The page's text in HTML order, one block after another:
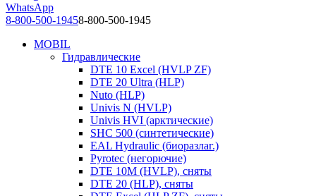
WhatsApp
8-800-500-19458-800-500-1945
MOBIL
Гидравлические
DTE 10 Excel (HVLP ZF)
DTE 20 Ultra (HLP)
Nuto (HLP)
Univis N (HVLP)
Univis HVI (арктические)
SHC 500 (синтетические)
EAL Hydraulic (биоразлаг.)
Pyrotec (негорючие)
DTE 10M (HVLP), сняты
DTE 20 (HLP), сняты